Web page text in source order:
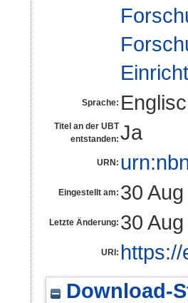
Sprache:
Titel an der UBT
entstanden: Ja
URN:
Eingestellt am: 30
Letzte Änderung: 30
URI:
Download-